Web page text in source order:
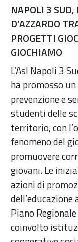
NAPOLI 3 SUD,
D’AZZARDO
PROGETTI
GIOCHIAMO
L’Asl Napoli 3
ha promosso
prevenzione e
studenti delle
territorio, con
fenomeno del
promuovere
giovani. Le
azioni di
Piano
coinvolto